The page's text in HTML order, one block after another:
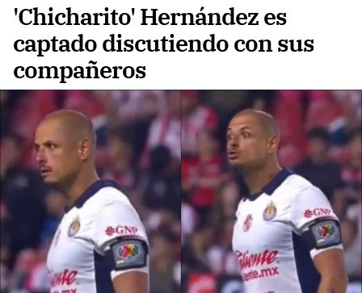
'Chicharito' Hernández es
captado discutiendo con sus
compañeros